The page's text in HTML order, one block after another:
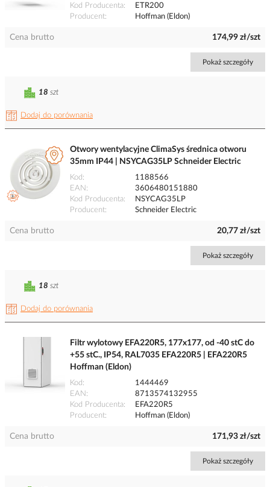
Kod Producenta
ETR200
Producent
Hoffman (Eldon)
Cena brutto 174,99 zł/szt
Pokaż szczegóły
Dodaj do porównania
18 szt
Otwory wentylacyjne ClimaSys średnica otworu
35mm IP44 | NSYCAG35LP Schneider Electric
Kod
1188566
EAN
3606480151880
Kod Producenta
NSYCAG35LP
Producent
Schneider Electric
Cena brutto 20,77 zł/szt
Pokaż szczegóły
Dodaj do porównania
18 szt
Filtr wylotowy EFA220R5, 177x177, od -40 stC do
+55 stC., IP54, RAL7035 EFA220R5 | EFA220R5
Hoffman (Eldon)
Kod
1444469
EAN
8713574132955
Kod Producenta
EFA220R5
Producent
Hoffman (Eldon)
Cena brutto 171,93 zł/szt
Pokaż szczegóły